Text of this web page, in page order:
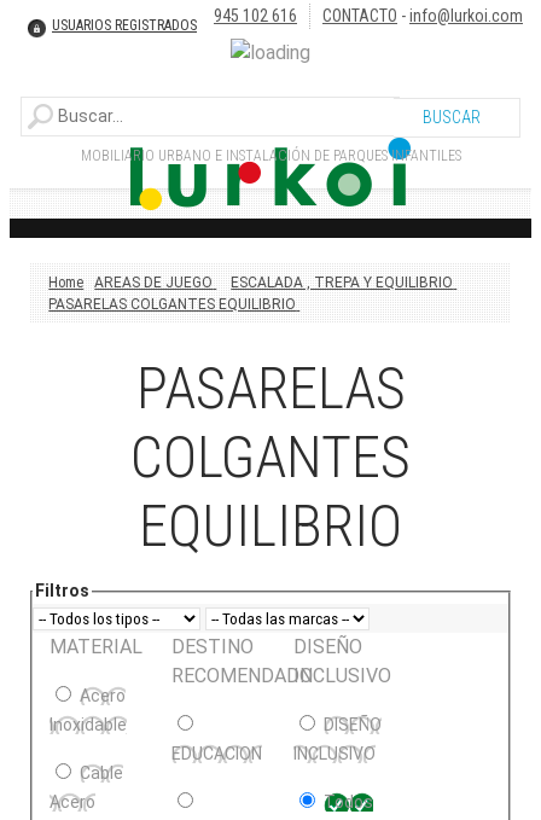
MOBILIARIO URBANO E INSTALACIÓN DE PARQUES INFANTILES
945 102 616 CONTACTO -info@lurkoi.com
USUARIOS REGISTRADOS
Home AREAS DE JUEGO
ESCALADA , TREPA Y EQUILIBRIO
PASARELAS COLGANTES EQUILIBRIO
PASARELAS
COLGANTES
EQUILIBRIO
Filtros
MATERIAL
Acero
Inoxidable
Cable
Acero
DESTINO
RECOMENDADO
EDUCACION
DISEÑO
INCLUSIVO
DISEÑO
INCLUSIVO
Todos